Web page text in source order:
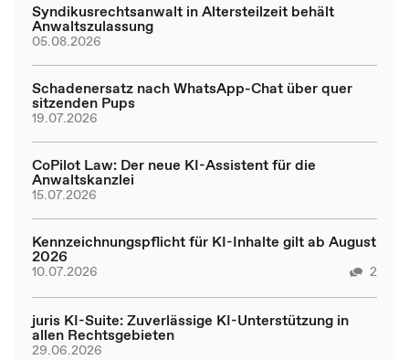
Syndikusrechtsanwalt in Altersteilzeit behält
Anwaltszulassung
05.08.2026
Schadenersatz nach WhatsApp-Chat über quer
sitzenden Pups
19.07.2026
CoPilot Law: Der neue KI-Assistent für die
Anwaltskanzlei
15.07.2026
Kennzeichnungspflicht für KI-Inhalte gilt ab August
2026
10.07.2026 2
juris KI-Suite: Zuverlässige KI-Unterstützung in
allen Rechtsgebieten
29.06.2026